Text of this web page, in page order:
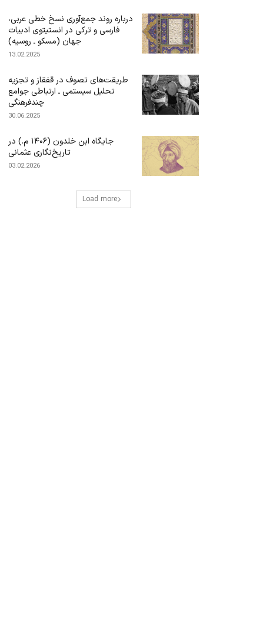
درباره‌ روند جمع‌آوری نسخ خطی عربی،
فارسی و ترکی در انستیتوی ادبیات
جهان (مسکو ـ روسیه)
13.02.2025
طریقت‌های تصوف در قفقاز و تجزیه
تحلیل سیستمی ـ ارتباطی جوامع
چندفرهنگی
30.06.2025
جایگاه ابن‌ خلدون (۱۴۰۶ م.) در
تاریخ‌نگاری عثمانی
03.02.2026
Load more